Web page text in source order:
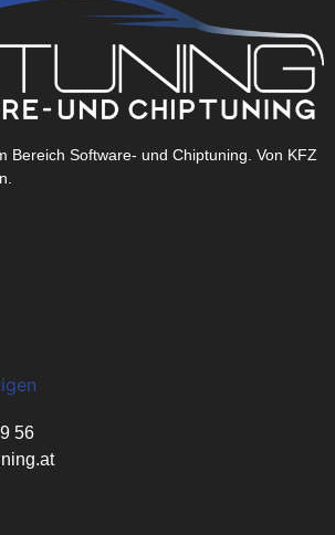
Bereich Software- und Chiptuning. Von KFZ
56